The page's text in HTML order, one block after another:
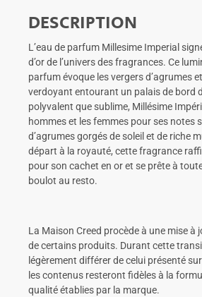
DESCRIPTION
L’eau de parfum Millesime Imperial
d’or de l’univers des fragrances. Ce
parfum évoque les vergers d’agrumes
verdoyant entourant un palais de bord
polyvalent que sublime, Millésime
hommes et les femmes pour ses notes
d’agrumes gorgés de soleil et de riche
départ à la royauté, cette fragrance
pour son cachet en or et se prête à
boulot au resto.
La Maison Creed procède à une mise à
de certains produits. Durant cette
légèrement différer de celui présenté
les contenus resteront fidèles à la
qualité établies par la marque.